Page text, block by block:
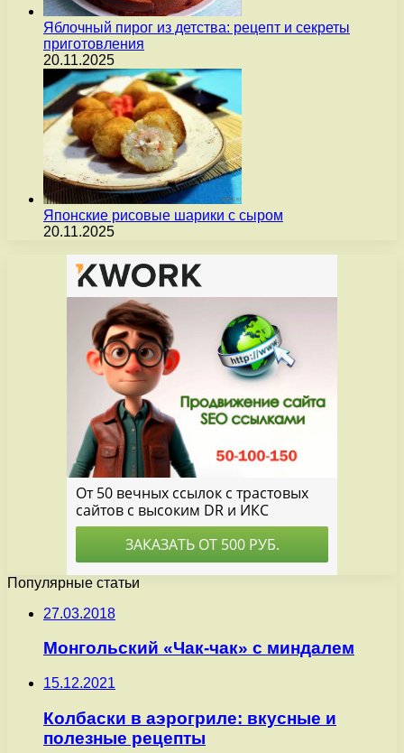
Яблочный пирог из детства: рецепт и секреты
приготовления
20.11.2025
Японские рисовые шарики с сыром
20.11.2025
Популярные статьи
27.03.2018
Монгольский «Чак-чак» с миндалем
15.12.2021
Колбаски в аэрогриле: вкусные и
полезные рецепты